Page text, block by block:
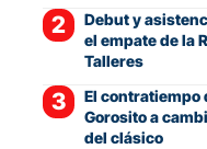
Debut y
el empate de la
Talleres
El contratiempo
Gorosito a
del clásico